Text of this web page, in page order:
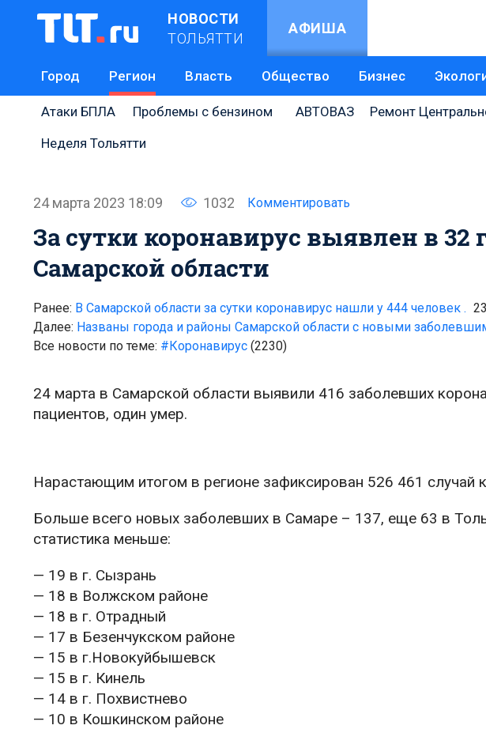
НОВОСТИ
ТОЛЬЯТТИ
АФИША
Город Регион Власть Общество Бизнес
Атаки БПЛА Проблемы с бензином АВТОВАЗ Ремонт
Неделя Тольятти
24 марта 2023 18:09 1032 Комментировать
За сутки коронавирус выявлен в 32
Самарской области
Ранее: В Самарской области за сутки коронавирус нашли у 444 человек .
Далее: Названы города и районы Самарской области с новыми
Все новости по теме: #Коронавирус (2230)
24 марта в Самарской области выявили 416 заболевших
пациентов, один умер.
Нарастающим итогом в регионе зафиксирован 526 461 случай
Больше всего новых заболевших в Самаре – 137, еще 63 в
статистика меньше:
— 19 в г. Сызрань
— 18 в Волжском районе
— 18 в г. Отрадный
— 17 в Безенчукском районе
— 15 в г.Новокуйбышевск
— 15 в г. Кинель
— 14 в г. Похвистнево
— 10 в Кошкинском районе